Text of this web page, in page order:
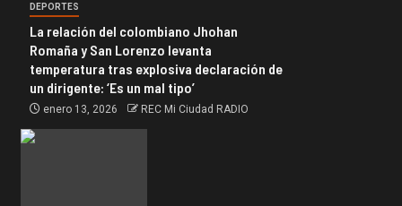
DEPORTES
La relación del colombiano Jhohan
Romaña y San Lorenzo levanta
temperatura tras explosiva declaración de
un dirigente: ‘Es un mal tipo’
enero 13, 2026 REC Mi Ciudad RADIO